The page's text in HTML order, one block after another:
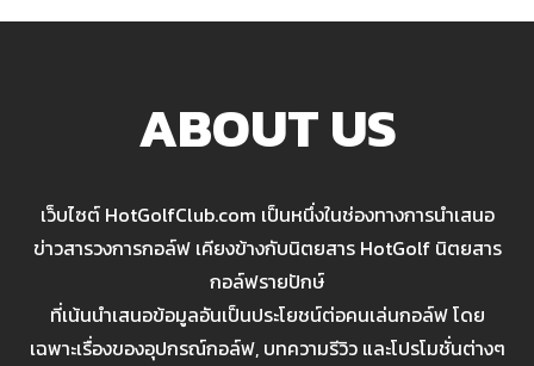
ABOUT US
เว็บไซต์ HotGolfClub.com เป็นหนึ่งในช่องทางการนำเสนอ
ข่าวสารวงการกอล์ฟ เคียงข้างกับนิตยสาร HotGolf นิตยสาร
กอล์ฟรายปักษ์
ที่เน้นนำเสนอข้อมูลอันเป็นประโยชน์ต่อคนเล่นกอล์ฟ โดย
เฉพาะเรื่องของอุปกรณ์กอล์ฟ, บทความรีวิว และโปรโมชั่นต่างๆ